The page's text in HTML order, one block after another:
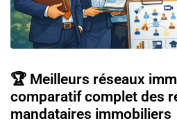
🏆 Meilleurs réseaux
comparatif complet des
mandataires immobiliers